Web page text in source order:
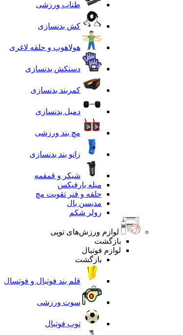
طناب ورزشی
کش بدنسازی
هولاهوپ و حلقه لاغری
دستکش بدنسازی
کمربند بدنسازی
دمبل بدنسازی
مچ بند ورزشی
زانو بند بدنسازی
شیکر و قمقمه
میله بارفیکس
حلقه و فنر تقویت مچ
مدیسن بال
رولر شکم
لوازم ورزش‌های توپی
بازگشت
لوازم فوتبال
بازگشت
قلم بند فوتبال و فوتسال
سوت ورزشی
توپ فوتبال